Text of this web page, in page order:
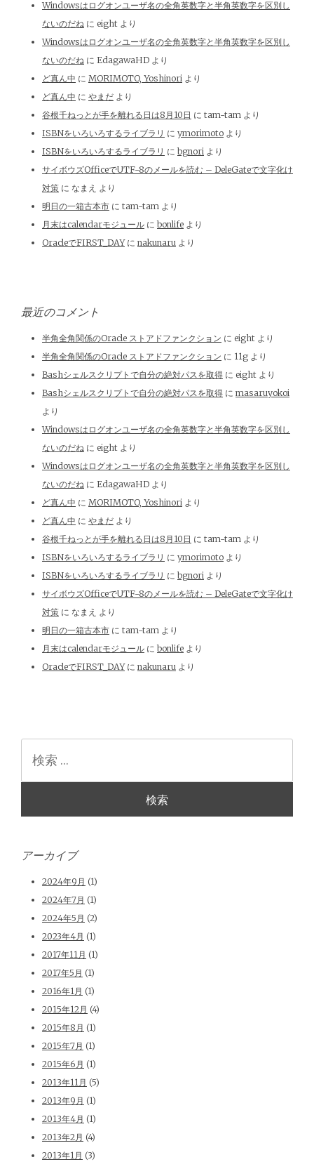
Windowsはログオンユーザ名の全角英数字と半角英数字を区別し
ないのだね に eight より
Windowsはログオンユーザ名の全角英数字と半角英数字を区別し
ないのだね に EdagawaHD より
ど真ん中 に MORIMOTO, Yoshinori より
ど真ん中 に やまだ より
谷根千ねっとが手を離れる日は8月10日 に tam-tam より
ISBNをいろいろするライブラリ に ymorimoto より
ISBNをいろいろするライブラリ に bgnori より
サイボウズOfficeでUTF-8のメールを読む – DeleGateで文字化け
対策 に なまえ より
明日の一箱古本市 に tam-tam より
月末はcalendarモジュール に bonlife より
OracleでFIRST_DAYに nakunaru より
最近のコメント
半角全角関係のOracle ストアドファンクション に eight より
半角全角関係のOracle ストアドファンクション に 11g より
Bashシェルスクリプトで自分の絶対パスを取得 に eight より
Bashシェルスクリプトで自分の絶対パスを取得 に masaruyokoi
より
Windowsはログオンユーザ名の全角英数字と半角英数字を区別し
ないのだね に eight より
Windowsはログオンユーザ名の全角英数字と半角英数字を区別し
ないのだね に EdagawaHD より
ど真ん中 に MORIMOTO, Yoshinori より
ど真ん中 に やまだ より
谷根千ねっとが手を離れる日は8月10日 に tam-tam より
ISBNをいろいろするライブラリ に ymorimoto より
ISBNをいろいろするライブラリ に bgnori より
サイボウズOfficeでUTF-8のメールを読む – DeleGateで文字化け
対策 に なまえ より
明日の一箱古本市 に tam-tam より
月末はcalendarモジュール に bonlife より
OracleでFIRST_DAYに nakunaru より
アーカイブ
2024年9月 (1)
2024年7月 (1)
2024年5月 (2)
2023年4月 (1)
2017年11月 (1)
2017年5月 (1)
2016年1月 (1)
2015年12月 (4)
2015年8月 (1)
2015年7月 (1)
2015年6月 (1)
2013年11月 (5)
2013年9月 (1)
2013年4月 (1)
2013年2月 (4)
2013年1月 (3)